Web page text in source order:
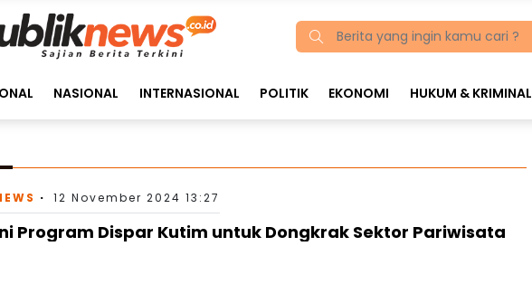
NASIONAL INTERNASIONAL POLITIK EKONOMI HUKUM & KRIMINAL
12 November 2024 13:27
Program Dispar Kutim untuk Dongkrak Sektor Pariwisata